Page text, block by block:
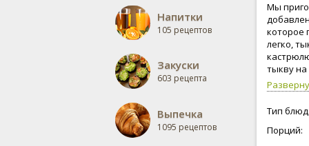
Напитки
105 рецептов
Закуски
603 рецепта
Выпечка
1095 рецептов
Мы
которое
легко,
тыкву на
можно
выпечки,
никому,
Тип
Порций: